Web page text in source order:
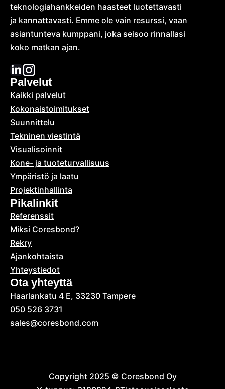
teknologia­hankkeiden haasteet luotettavasti
ja kannattavasti. Emme ole vain resurssi, vaan
asiantunteva kumppani, joka seisoo rinnallasi
koko matkan ajan.
Palvelut
Kaikki palvelut
Kokonais­toimitukset
Suunnittelu
Tekninen viestintä
Visualisoinnit
Kone- ja tuoteturvallisuus
Ympäristö ja laatu
Projektinhallinta
Pikalinkit
Referenssit
Miksi Coresbond?
Rekry
Ajankohtaista
Yhteystiedot
Ota yhteyttä
Haarlankatu 4 E, 33230 Tampere
050 526 3731
sales@coresbond.com
Copyright 2025 © Coresbond Oy